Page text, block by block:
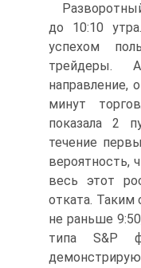
до 10:10
успехом
трейдеры.
направление,
минут
показала 2
течение
вероятность,
весь этот
отката.
не раньше
типа S&P